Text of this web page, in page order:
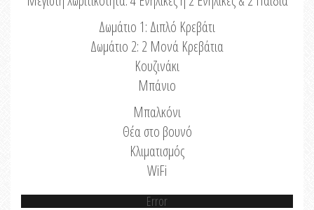
Δωμάτιο 1: Διπλό Κρεβάτι
Δωμάτιο 2: 2 Μονά Κρεβάτια
Κουζινάκι
Μπάνιο
Μπαλκόνι
Θέα στο βουνό
Κλιματισμός
WiFi
Error